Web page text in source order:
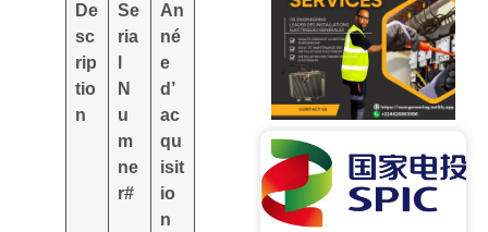
De
sc
rip
tio
n
Se
ria
l
N
u
m
ne
r#
An
né
e
d’
ac
qu
isit
io
n